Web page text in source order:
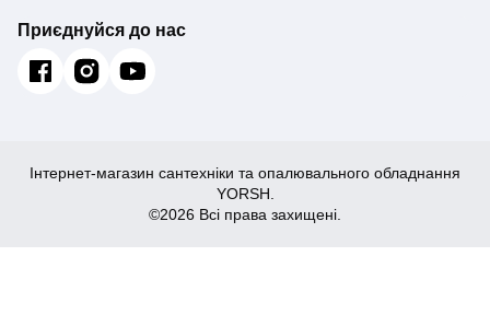
Приєднуйся до нас
Інтернет-магазин сантехніки та опалювального обладнання
YORSH.
©2026 Всі права захищені.